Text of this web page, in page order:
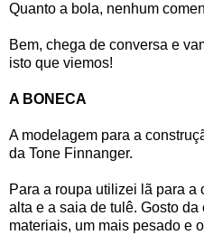
Quanto a bola, nenhum
Bem, chega de conversa e
isto que viemos!
A BONECA
A modelagem para a
da Tone Finnanger.
Para a roupa utilizei lã para
alta e a saia de tulê. Gosto
materiais, um mais pesado e